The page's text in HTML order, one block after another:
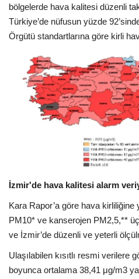
bölgelerde hava kalitesi düzenli
Türkiye’de nüfusun yüzde
Örgütü standartlarına göre kirli
İzmir'de hava kalitesi alarm
Kara Rapor’a göre hava
PM10* ve kanserojen PM2,5,**
ve İzmir’de düzenli ve yeterli
Ulaşılabilen kısıtlı resmi verilere
boyunca ortalama 38,41 μg/m3